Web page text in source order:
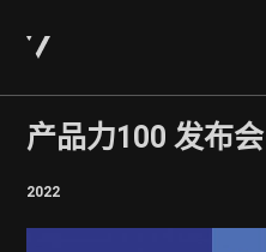
产品力100 发布会
2022